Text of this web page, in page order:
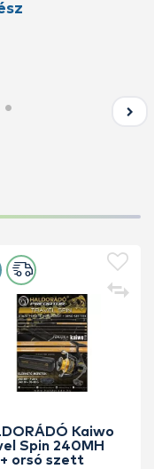
Kaiwo
Spin 240MH
orsó szett